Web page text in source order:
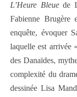
L’Heure Bleuede
Fabienne Brugère
enquête, évoquer
laquelle est arrivée
des Danaïdes,
complexité du
dessinée Lisa